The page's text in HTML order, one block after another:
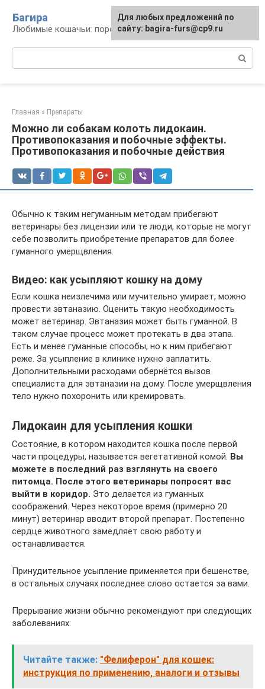
контенту
Багира
Любимые кошачьи: породы, содержание, уход
Главная » Препараты
Можно ли собакам колоть лидокаин.
Противопоказания и побочные эффекты.
Противопоказания и побочные действия
Обычно к таким негуманным методам прибегают
ветеринары без лицензии или те люди, которые не могут
себе позволить приобретение препаратов для более
гуманного умерщвления.
Видео: как усыпляют кошку на дому
Если кошка неизлечима или мучительно умирает, можно
провести эвтаназию. Оценить такую необходимость
может ветеринар. Эвтаназия может быть гуманной. В
таком случае процесс может протекать в два этапа.
Есть и менее гуманные способы, но к ним прибегают
реже. За усыпление в клинике нужно заплатить.
Дополнительными расходами обернётся вызов
специалиста для эвтаназии на дому. После умерщвления
тело нужно похоронить или кремировать.
Лидокаин для усыпления кошки
Состояние, в котором находится кошка после первой
части процедуры, называется вегетативной комой. Вы
можете в последний раз взглянуть на своего
питомца. После этого ветеринары попросят вас
выйти в коридор. Это делается из гуманных
соображений. Через некоторое время (примерно 20
минут) ветеринар вводит второй препарат. Постепенно
сердце животного замедляет свою работу и
останавливается.
Принудительное усыпление применяется при бешенстве,
в остальных случаях последнее слово остается за вами.
Прерывание жизни обычно рекомендуют при следующих
заболеваниях:
Читайте также: "Фелиферон" для кошек:
инструкция по применению, аналоги и отзывы
Для любых предложений по
сайту: bagira-furs@cp9.ru